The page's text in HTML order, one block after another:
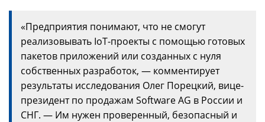
«Предприятия понимают, что не смогут
реализовывать IoT-проекты с помощью готовых
пакетов приложений или созданных с нуля
собственных разработок, — комментирует
результаты исследования Олег Порецкий, вице-
президент по продажам Software AG в России и
СНГ. — Им нужен проверенный, безопасный и